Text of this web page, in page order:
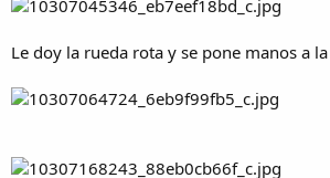
Le doy la rueda rota y se pone manos a